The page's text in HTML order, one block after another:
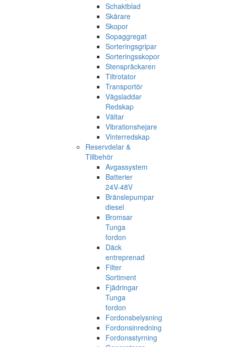
Schaktblad
Skärare
Skopor
Sopaggregat
Sorteringsgripar
Sorteringsskopor
Stenspräckaren
Tiltrotator
Transportör
Vägsladdar
Redskap
Vältar
Vibrationshejare
Vinterredskap
Reservdelar &
Tillbehör
Avgassystem
Batterier
24V-48V
Bränslepumpar
diesel
Bromsar
Tunga
fordon
Däck
entreprenad
Filter
Sortiment
Fjädringar
Tunga
fordon
Fordonsbelysning
Fordonsinredning
Fordonsstyrning